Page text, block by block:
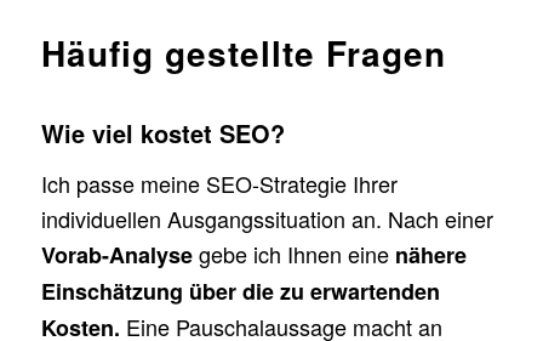
Häufig gestellte Fragen
Wie viel kostet SEO?
Ich passe meine SEO-Strategie Ihrer
individuellen Ausgangssituation an. Nach einer
Vorab-Analysegebe ich Ihnen eine nähere
Einschätzung über die zu erwartenden
Kosten. Eine Pauschalaussage macht an